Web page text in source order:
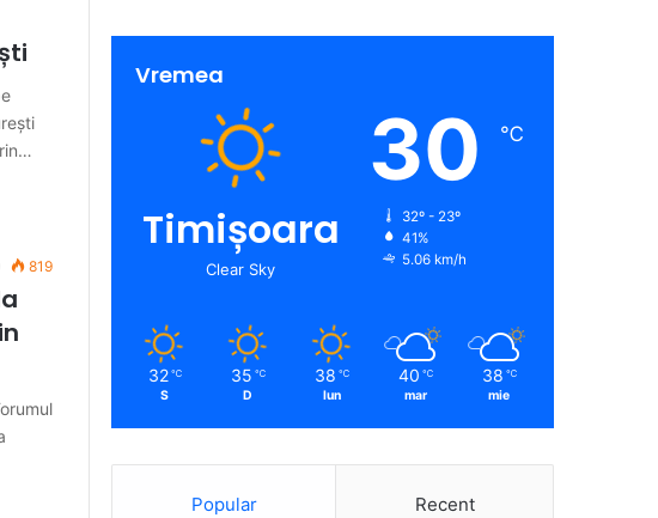
819
Vremea
Timișoara
Clear Sky
30 ℃
32º - 23º
41%
5.06 km/h
32 ℃
S
35 ℃
D
38 ℃
lun
40 ℃
mar
38 ℃
mie
Popular Recent